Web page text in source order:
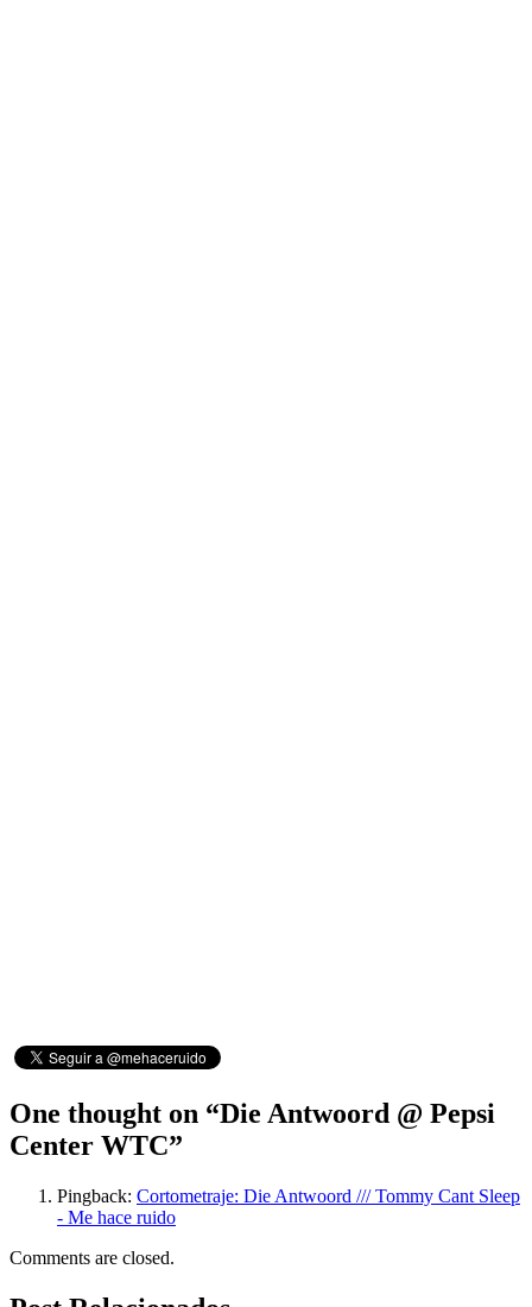
One thought on “Die Antwoord @ Pepsi
Center WTC”
Pingback: Cortometraje: Die Antwoord /// Tommy Cant Sleep
- Me hace ruido
Comments are closed.